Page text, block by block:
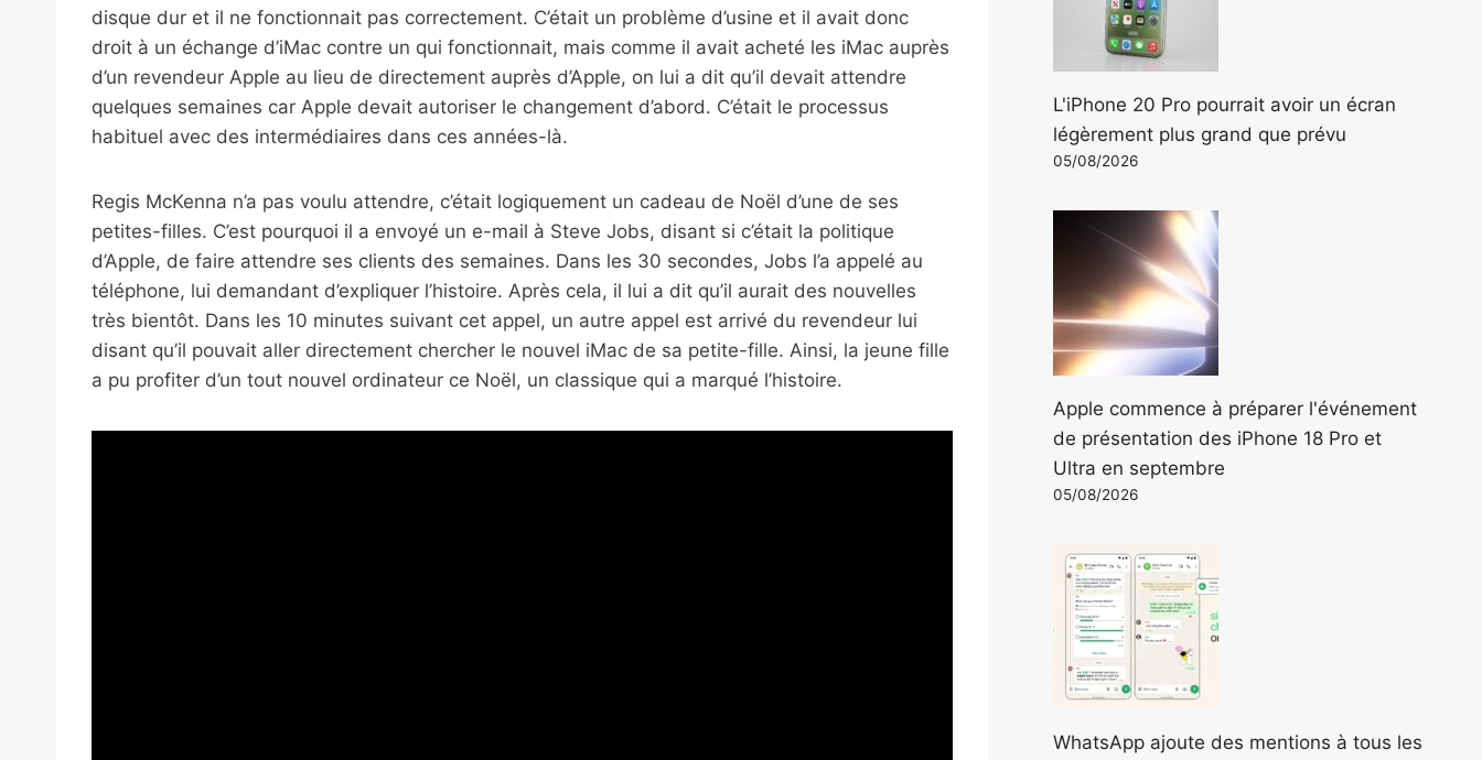
disque dur et il ne fonctionnait pas correctement. C’était un problème d’usine et il avait donc
droit à un échange d’iMac contre un qui fonctionnait, mais comme il avait acheté les iMac auprès
d’un revendeur Apple au lieu de directement auprès d’Apple, on lui a dit qu’il devait attendre
quelques semaines car Apple devait autoriser le changement d’abord. C’était le processus
habituel avec des intermédiaires dans ces années-là.
Regis McKenna n’a pas voulu attendre, c’était logiquement un cadeau de Noël d’une de ses
petites-filles. C’est pourquoi il a envoyé un e-mail à Steve Jobs, disant si c’était la politique
d’Apple, de faire attendre ses clients des semaines. Dans les 30 secondes, Jobs l’a appelé au
téléphone, lui demandant d’expliquer l’histoire. Après cela, il lui a dit qu’il aurait des nouvelles
très bientôt. Dans les 10 minutes suivant cet appel, un autre appel est arrivé du revendeur lui
disant qu’il pouvait aller directement chercher le nouvel iMac de sa petite-fille. Ainsi, la jeune fille
a pu profiter d’un tout nouvel ordinateur ce Noël, un classique qui a marqué l’histoire.
L'iPhone 20 Pro pourrait avoir un écran
légèrement plus grand que prévu
05/08/2026
Apple commence à préparer l'événement
de présentation des iPhone 18 Pro et
Ultra en septembre
05/08/2026
WhatsApp ajoute des mentions à tous les